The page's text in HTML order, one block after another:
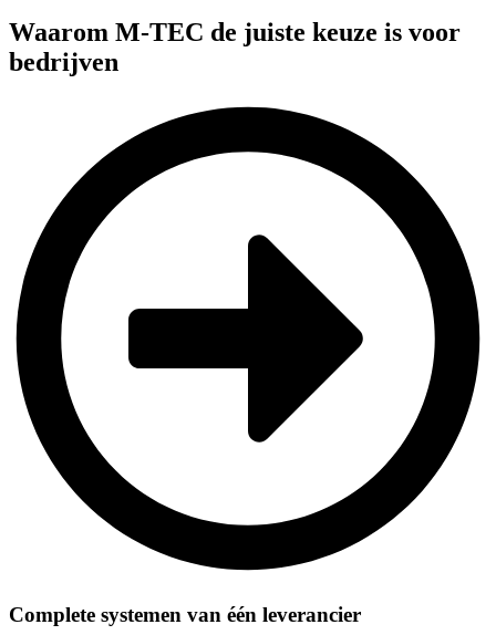
Waarom M-TEC de juiste keuze is voor
bedrijven
Complete systemen van één leverancier